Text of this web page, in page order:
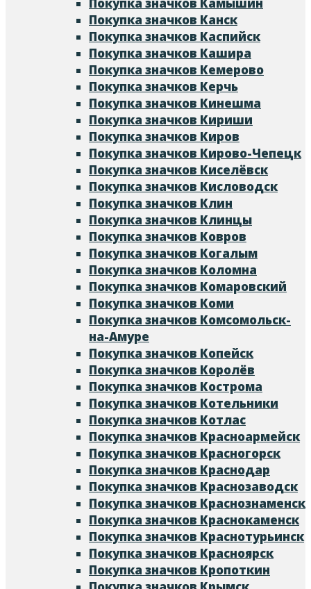
Покупка значков Канск
Покупка значков Каспийск
Покупка значков Кашира
Покупка значков Кемерово
Покупка значков Керчь
Покупка значков Кинешма
Покупка значков Кириши
Покупка значков Киров
Покупка значков Кирово-Чепецк
Покупка значков Киселёвск
Покупка значков Кисловодск
Покупка значков Клин
Покупка значков Клинцы
Покупка значков Ковров
Покупка значков Когалым
Покупка значков Коломна
Покупка значков Комаровский
Покупка значков Коми
Покупка значков Комсомольск-
на-Амуре
Покупка значков Копейск
Покупка значков Королёв
Покупка значков Кострома
Покупка значков Котельники
Покупка значков Котлас
Покупка значков Красноармейск
Покупка значков Красногорск
Покупка значков Краснодар
Покупка значков Краснозаводск
Покупка значков Краснознаменск
Покупка значков Краснокаменск
Покупка значков Краснотурьинск
Покупка значков Красноярск
Покупка значков Кропоткин